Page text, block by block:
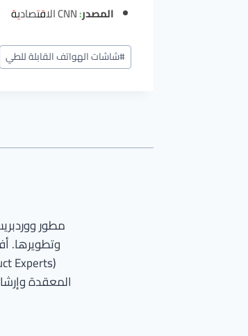
المصدر:CNN الاقتصادية
وسوم
المقال:
#شاشات الهواتف القابلة للطي
وتطويرها.
المعقدة